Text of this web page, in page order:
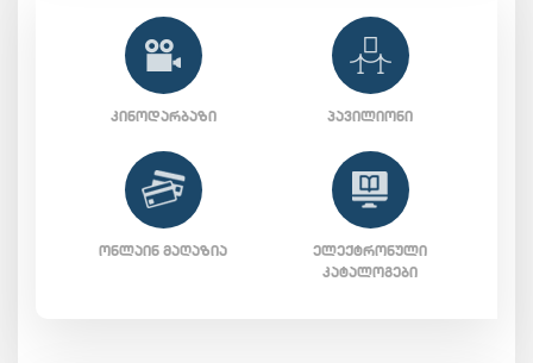
ᲙᲘᲜᲝᲓᲐᲠᲑᲐᲖᲘ ᲞᲐᲕᲘᲚᲘᲝᲜᲘ
ᲝᲜᲚᲐᲘᲜ ᲛᲐᲦᲐᲖᲘᲐ
ᲔᲚᲔᲥᲢᲠᲝᲜᲣᲚᲘ
ᲙᲐᲢᲐᲚᲝᲒᲔᲑᲘ